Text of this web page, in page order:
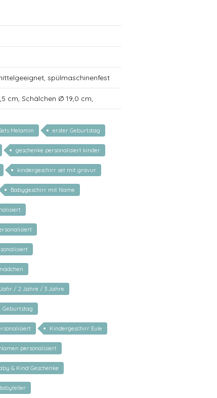
spülmaschinenfest
cm, Schälchen Ø 19,0 cm,
Melamin erster Geburtstag
geschenke personalisiert kinder
kindergeschirr set mit gravur
Babygeschirr mit Name
Jahr / 2 Jahre / 3 Jahre
Geburtstag
Kindergeschirr Eule
personalisiert
& Kind Geschenke